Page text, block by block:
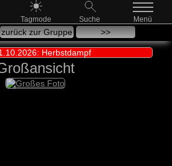
Tagmode Suche Menü
zurück zur Gruppe >>
Herbstdampf